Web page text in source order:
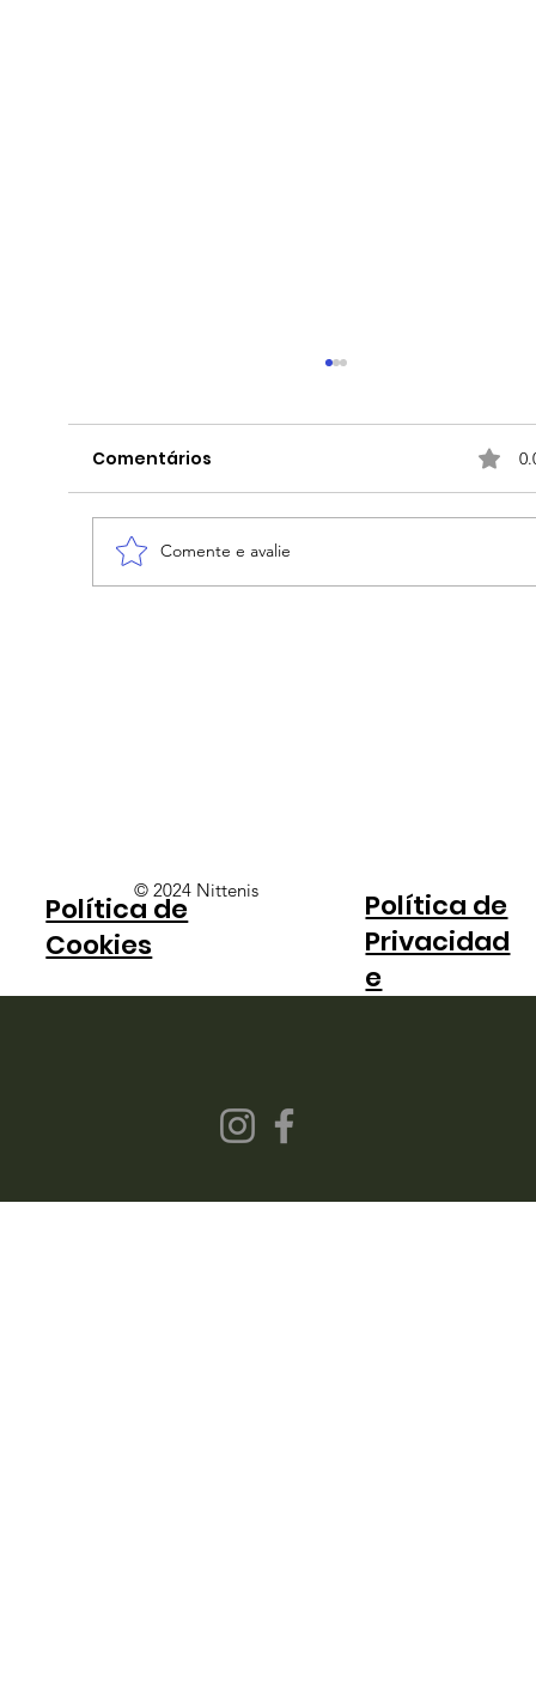
Comentários
Comente e avalie
© 2024 Nittenis
Política de
Privacidad
e
Política de
Cookies